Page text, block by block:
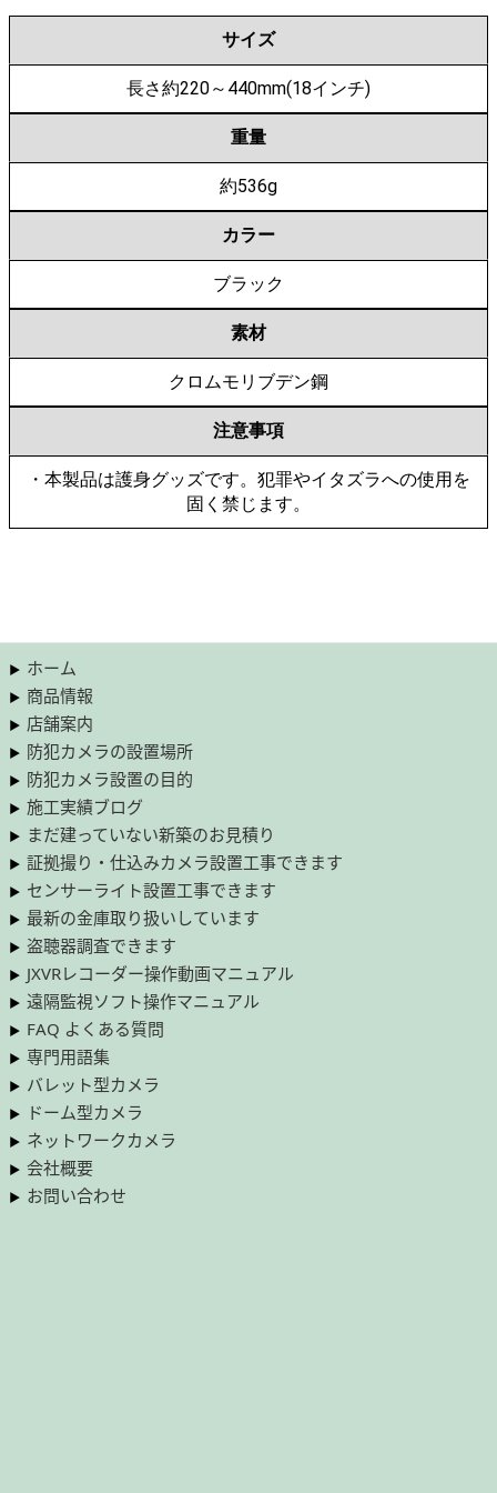
サイズ
長さ約220～440mm(18インチ)
重量
約536g
カラー
ブラック
素材
クロムモリブデン鋼
注意事項
・本製品は護身グッズです。犯罪やイタズラへの使用を
固く禁じます。
ホーム
商品情報
店舗案内
防犯カメラの設置場所
防犯カメラ設置の目的
施工実績ブログ
まだ建っていない新築のお見積り
証拠撮り・仕込みカメラ設置工事できます
センサーライト設置工事できます
最新の金庫取り扱いしています
盗聴器調査できます
JXVRレコーダー操作動画マニュアル
遠隔監視ソフト操作マニュアル
FAQ よくある質問
専門用語集
バレット型カメラ
ドーム型カメラ
ネットワークカメラ
会社概要
お問い合わせ